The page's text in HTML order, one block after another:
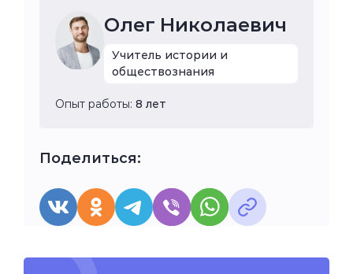
Олег Николаевич
Учитель истории и
обществознания
Опыт работы: 8 лет
Поделиться: